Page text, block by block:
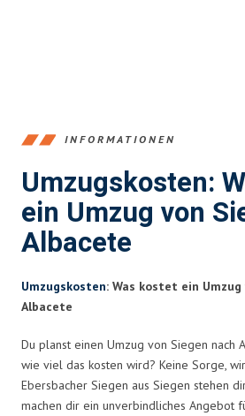
INFORMATIONEN
Umzugskosten:
ein Umzug von
Albacete
Umzugskosten: Was kostet ein
Albacete
Du planst einen Umzug von Siegen nach
wie viel das kosten wird? Keine Sorge,
Ebersbacher Siegen aus Siegen stehen
machen dir ein unverbindliches Angebot